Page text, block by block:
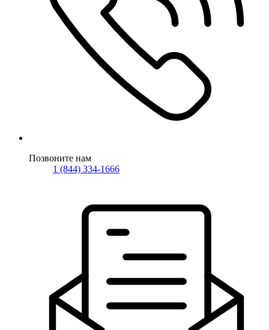
Позвоните нам
1 (844) 334-1666